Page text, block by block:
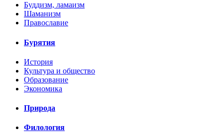
Буддизм, ламаизм
Шаманизм
Православие
Бурятия
История
Культура и общество
Образование
Экономика
Природа
Филология